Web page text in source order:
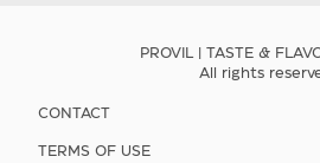
PROVIL | TASTE &
All rights
CONTACT
TERMS OF USE